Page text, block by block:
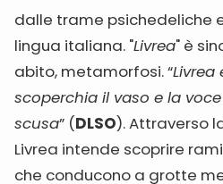
dalle trame psichedeliche
lingua italiana. "Livrea" è
abito, metamorfosi. “Livrea
scoperchia il vaso e la
scusa” (DLSO). Attraverso
Livrea intende scoprire
che conducono a grotte